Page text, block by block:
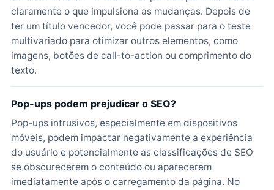
claramente o que impulsiona as mudanças. Depois de
ter um título vencedor, você pode passar para o teste
multivariado para otimizar outros elementos, como
imagens, botões de call-to-action ou comprimento do
texto.
Pop-ups podem prejudicar o SEO?
Pop-ups intrusivos, especialmente em dispositivos
móveis, podem impactar negativamente a experiência
do usuário e potencialmente as classificações de SEO
se obscurecerem o conteúdo ou aparecerem
imediatamente após o carregamento da página. No